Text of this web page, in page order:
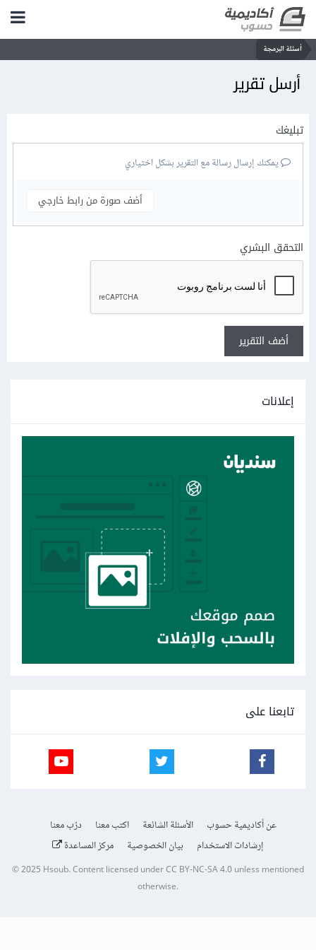
أسئلة البرمجة
أرسل تقرير
تبليغك
يمكنك إرسال رسالة مع التقرير بشكل اختياري
أضف صورة من رابط خارجي
التحقق البشري
أضف التقرير
إعلانات
تابعنا على
عن أكاديمية حسوب الأسئلة الشائعة اكتب معنا
درّب معنا
إرشادات الاستخدام
بيان الخصوصية مركز المساعدة
© 2025 Hsoub.Content licensed underCC BY-NC-SA 4.0unless mentioned
otherwise.